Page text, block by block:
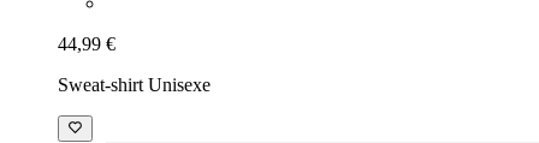
44,99 €
Sweat-shirt Unisexe